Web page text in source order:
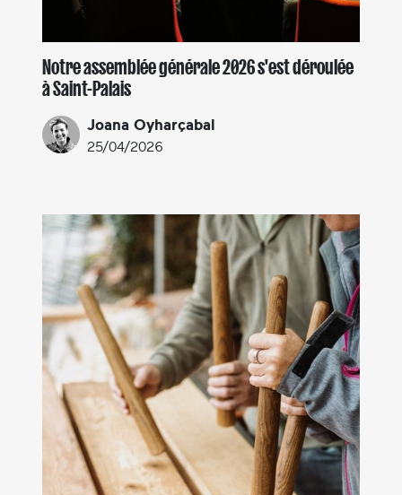
Notre assemblée générale 2026 s'est déroulée
à Saint-Palais
Joana Oyharçabal
25/04/2026